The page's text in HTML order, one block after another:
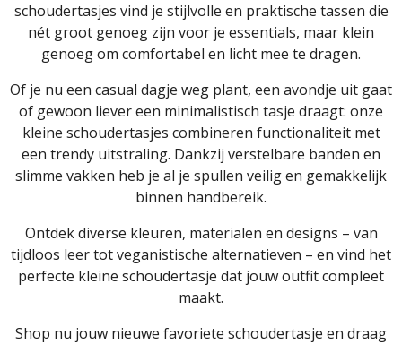
schoudertasjes vind je stijlvolle en praktische tassen die
nét groot genoeg zijn voor je essentials, maar klein
genoeg om comfortabel en licht mee te dragen.
Of je nu een casual dagje weg plant, een avondje uit gaat
of gewoon liever een minimalistisch tasje draagt: onze
kleine schoudertasjes combineren functionaliteit met
een trendy uitstraling. Dankzij verstelbare banden en
slimme vakken heb je al je spullen veilig en gemakkelijk
binnen handbereik.
Ontdek diverse kleuren, materialen en designs – van
tijdloos leer tot veganistische alternatieven – en vind het
perfecte kleine schoudertasje dat jouw outfit compleet
maakt.
Shop nu jouw nieuwe favoriete schoudertasje en draag